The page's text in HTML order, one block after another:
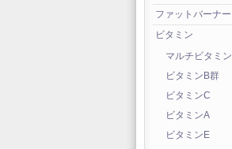
ファットバーナー
ビタミン
マルチビタミン
ビタミンB群
ビタミンC
ビタミンA
ビタミンE